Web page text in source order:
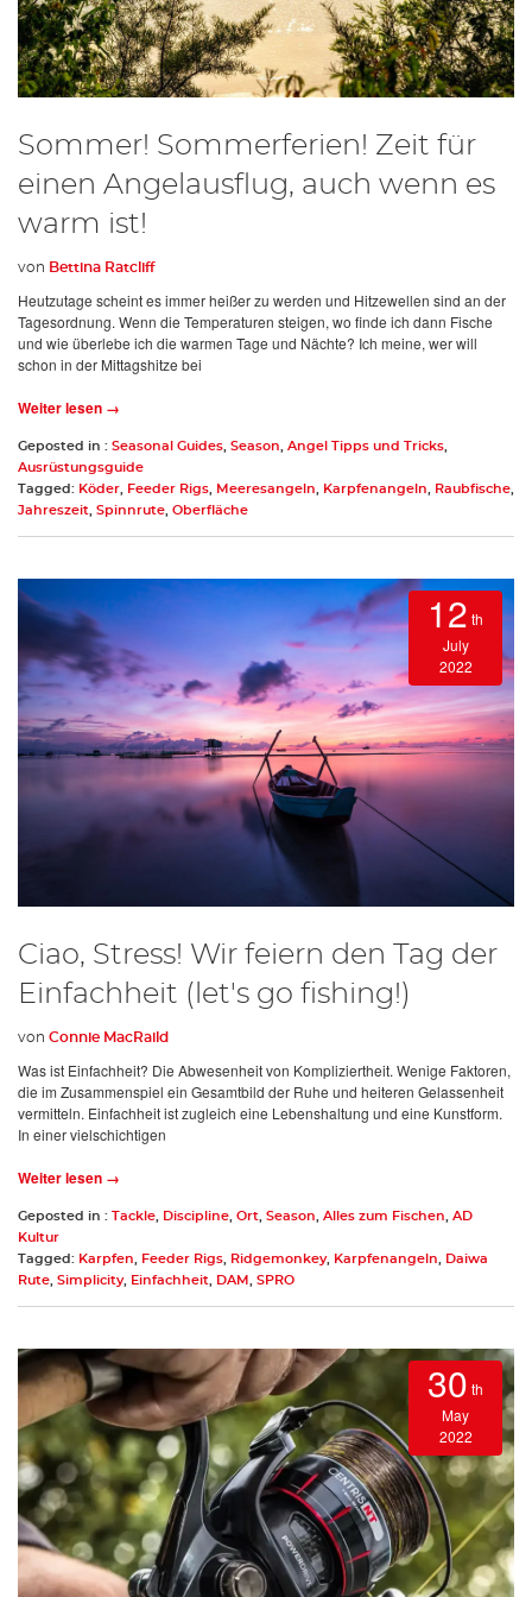
Sommer! Sommerferien! Zeit für
einen Angelausflug, auch wenn es
warm ist!
von Bettina Ratcliff
Heutzutage scheint es immer heißer zu werden und Hitzewellen sind an der
Tagesordnung. Wenn die Temperaturen steigen, wo finde ich dann Fische
und wie überlebe ich die warmen Tage und Nächte? Ich meine, wer will
schon in der Mittagshitze bei
Weiter lesen →
Geposted in : Seasonal Guides Season Angel Tipps und Tricks
Ausrüstungsguide
Tagged: Köder Feeder Rigs Meeresangeln Karpfenangeln Raubfische
Jahreszeit
Spinnrute Oberfläche
12 th
July
2022
Ciao, Stress! Wir feiern den Tag der
Einfachheit (let's go fishing!)
von Connie MacRaild
Was ist Einfachheit? Die Abwesenheit von Kompliziertheit. Wenige Faktoren,
die im Zusammenspiel ein Gesamtbild der Ruhe und heiteren Gelassenheit
vermitteln. Einfachheit ist zugleich eine Lebenshaltung und eine Kunstform.
In einer vielschichtigen
Weiter lesen →
Geposted in : Tackle Discipline Ort Season Alles zum Fischen
AD
Kultur
Tagged: Karpfen Feeder Rigs Ridgemonkey, Karpfenangeln
Daiwa
Rute Simplicity, Einfachheit DAM SPRO
30 th
May
2022